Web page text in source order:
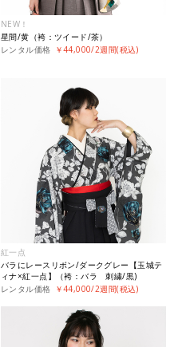
NEW！
星間/黄（袴：ツイード/茶）
レンタル価格 ￥44,000/2週間(税込)
紅一点
バラにレースリボン/ダークグレー【玉城テ
ィナ×紅一点】（袴：バラ 刺繍/黒)
レンタル価格 ￥44,000/2週間(税込)